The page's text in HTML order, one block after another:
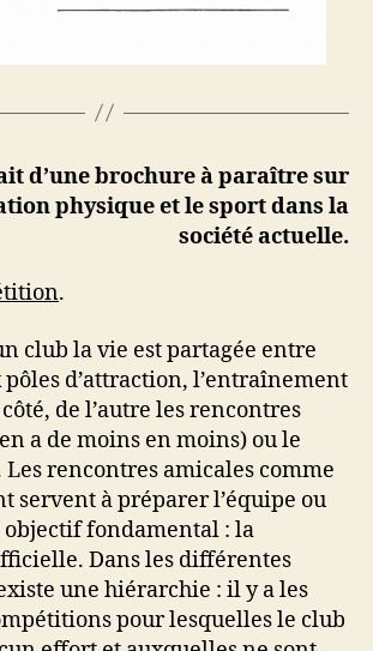
d’une brochure à paraître sur
physique et le sport dans la
société actuelle.
.
club la vie est partagée entre
pôles d’attraction, l’entraînement
côté, de l’autre les rencontres
a de moins en moins) ou le
rencontres amicales comme
servent à préparer l’équipe ou
objectif fondamental : la
Dans les différentes
une hiérarchie : il y a les
pour lesquelles le club